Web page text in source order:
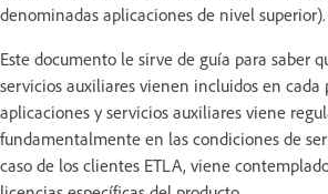
denominadas aplicaciones de nivel superior).
Este documento le sirve de guía para saber
servicios auxiliares vienen incluidos en cada
aplicaciones y servicios auxiliares viene
fundamentalmente en las condiciones de
caso de los clientes ETLA, viene